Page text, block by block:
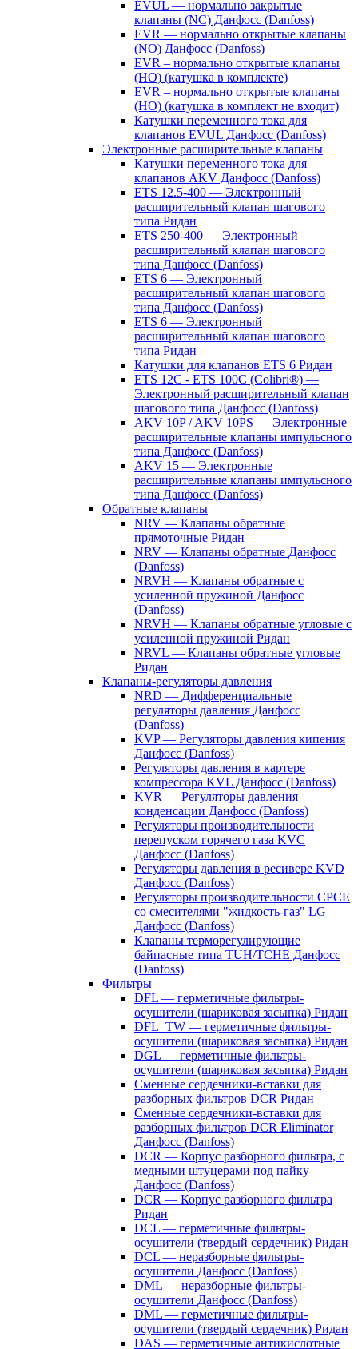
EVUL — нормально закрытые
клапаны (NC) Данфосс (Danfoss)
EVR — нормально открытые клапаны
(NO) Данфосс (Danfoss)
EVR – нормально открытые клапаны
(НО) (катушка в комплекте)
EVR – нормально открытые клапаны
(НО) (катушка в комплект не входит)
Катушки переменного тока для
клапанов EVUL Данфосс (Danfoss)
Электронные расширительные клапаны
Катушки переменного тока для
клапанов AKV Данфосс (Danfoss)
ETS 12.5-400 — Электронный
расширительный клапан шагового
типа Ридан
ETS 250-400 — Электронный
расширительный клапан шагового
типа Данфосс (Danfoss)
ETS 6 — Электронный
расширительный клапан шагового
типа Данфосс (Danfoss)
ETS 6 — Электронный
расширительный клапан шагового
типа Ридан
Катушки для клапанов ETS 6 Ридан
ETS 12C - ETS 100C (Colibri®) —
Электронный расширительный клапан
шагового типа Данфосс (Danfoss)
AKV 10P / AKV 10PS — Электронные
расширительные клапаны импульсного
типа Данфосс (Danfoss)
AKV 15 — Электронные
расширительные клапаны импульсного
типа Данфосс (Danfoss)
Обратные клапаны
NRV — Клапаны обратные
прямоточные Ридан
NRV — Клапаны обратные Данфосс
(Danfoss)
NRVH — Клапаны обратные с
усиленной пружиной Данфосс
(Danfoss)
NRVH — Клапаны обратные угловые с
усиленной пружиной Ридан
NRVL — Клапаны обратные угловые
Ридан
Клапаны-регуляторы давления
NRD — Дифференциальные
регуляторы давления Данфосс
(Danfoss)
KVP — Регуляторы давления кипения
Данфосс (Danfoss)
Регуляторы давления в картере
компрессора KVL Данфосс (Danfoss)
KVR — Регуляторы давления
конденсации Данфосс (Danfoss)
Регуляторы производительности
перепуском горячего газа KVC
Данфосс (Danfoss)
Регуляторы давления в ресивере KVD
Данфосс (Danfoss)
Регуляторы производительности CPCE
со смесителями "жидкость-газ" LG
Данфосс (Danfoss)
Клапаны терморегулирующие
байпасные типа TUH/TCHE Данфосс
(Danfoss)
Фильтры
DFL — герметичные фильтры-
осушители (шариковая засыпка) Ридан
DFL_TW — герметичные фильтры-
осушители (шариковая засыпка) Ридан
DGL — герметичные фильтры-
осушители (шариковая засыпка) Ридан
Сменные сердечники-вставки для
разборных фильтров DCR Ридан
Сменные сердечники-вставки для
разборных фильтров DCR Eliminator
Данфосс (Danfoss)
DCR — Корпус разборного фильтра, с
медными штуцерами под пайку
Данфосс (Danfoss)
DCR — Корпус разборного фильтра
Ридан
DCL — герметичные фильтры-
осушители (твердый сердечник) Ридан
DCL — неразборные фильтры-
осушители Данфосс (Danfoss)
DML — неразборные фильтры-
осушители Данфосс (Danfoss)
DML — герметичные фильтры-
осушители (твердый сердечник) Ридан
DAS — герметичные антикислотные